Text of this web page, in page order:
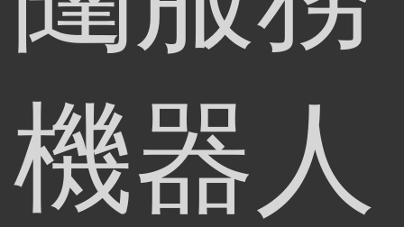
機器人